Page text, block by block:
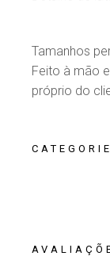
Tamanhos
Feito à mão
próprio do